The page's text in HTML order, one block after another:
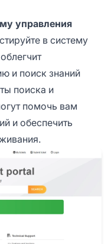
управления
в систему
и поиск знаний
поиска и
помочь вам
и обеспечить